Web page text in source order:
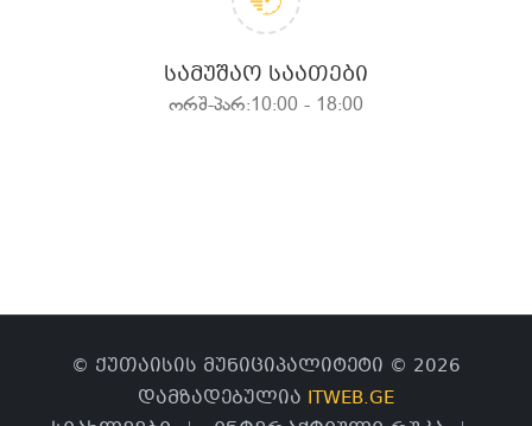
ᲡᲐᲛᲣᲨᲐᲝ ᲡᲐᲐᲗᲔᲑᲘ
ორშ-პარ:10:00 - 18:00
© ქუთაისის მუნიციპალიტეტი © 2026
დამზადებულია ITWEB.GE